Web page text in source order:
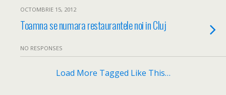
OCTOMBRIE 15, 2012
Toamna se numara restaurantele noi in Cluj
NO RESPONSES
Load More Tagged Like This…